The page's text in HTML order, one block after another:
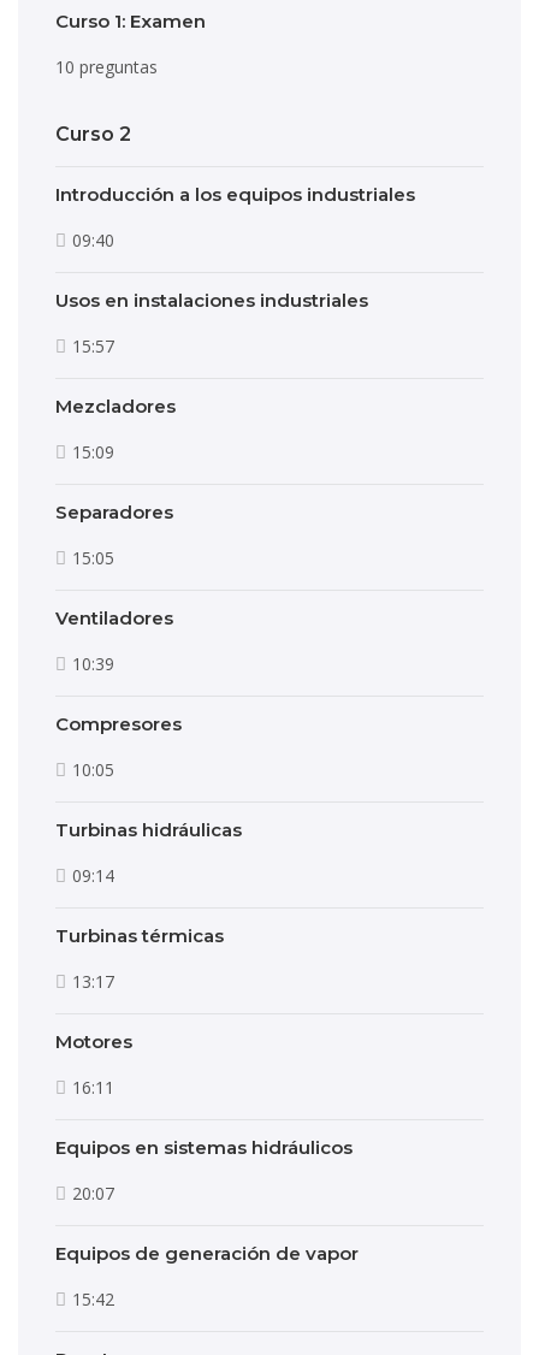
Curso 1: Examen
10 preguntas
Curso 2
Introducción a los equipos industriales
09:40
Usos en instalaciones industriales
15:57
Mezcladores
15:09
Separadores
15:05
Ventiladores
10:39
Compresores
10:05
Turbinas hidráulicas
09:14
Turbinas térmicas
13:17
Motores
16:11
Equipos en sistemas hidráulicos
20:07
Equipos de generación de vapor
15:42